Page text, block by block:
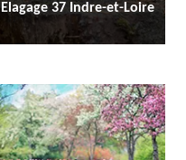
Elagage 37 Indre-et-Loire